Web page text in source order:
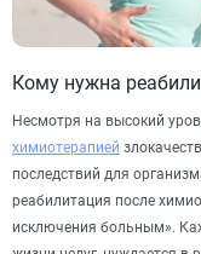
Кому нужна
Несмотря на высокий
химиотерапией
последствий для
реабилитация после
исключения больным».